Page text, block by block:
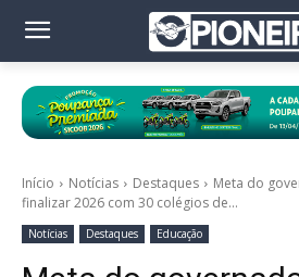
Início Notícias Destaques
Meta do
finalizar 2026 com 30 colégios de...
Notícias Destaques Educação